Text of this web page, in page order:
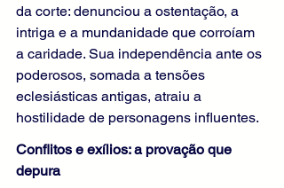
da corte: denunciou a ostentação, a
intriga e a mundanidade que corroíam
a caridade. Sua independência ante os
poderosos, somada a tensões
eclesiásticas antigas, atraiu a
hostilidade de personagens influentes.
Conflitos e exílios: a provação que
depura